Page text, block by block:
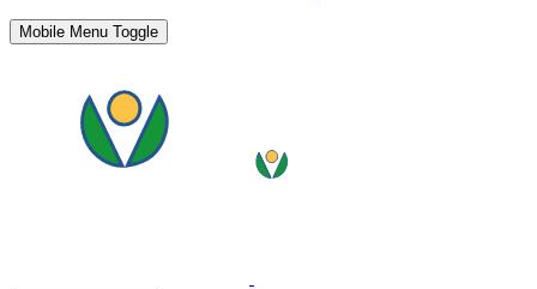
Mobile Menu Toggle